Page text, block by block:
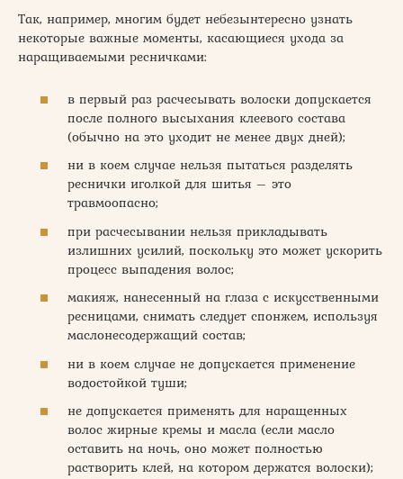
Так, например, многим будет небезынтересно узнать
некоторые важные моменты, касающиеся ухода за
наращиваемыми ресничками:
в первый раз расчесывать волоски допускается
после полного высыхания клеевого состава
(обычно на это уходит не менее двух дней);
ни в коем случае нельзя пытаться разделять
реснички иголкой для шитья – это
травмоопасно;
при расчесывании нельзя прикладывать
излишних усилий, поскольку это может ускорить
процесс выпадения волос;
макияж, нанесенный на глаза с искусственными
ресницами, снимать следует спонжем, используя
маслонесодержащий состав;
ни в коем случае не допускается применение
водостойкой туши;
не допускается применять для наращенных
волос жирные кремы и масла (если масло
оставить на ночь, оно может полностью
растворить клей, на котором держатся волоски);